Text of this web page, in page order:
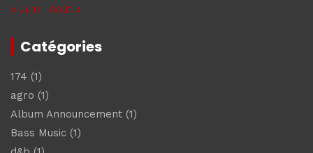
« Juin
Août »
Catégories
174 (1)
agro (1)
Album Announcement (1)
Bass Music (1)